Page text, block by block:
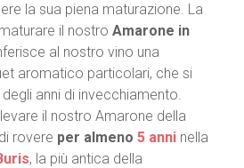
la sua piena maturazione. La
il nostro Amarone in
al nostro vino una
aromatico particolari, che si
anni di invecchiamento.
il nostro Amarone della
rovere per almeno 5 anninella
, la più antica della